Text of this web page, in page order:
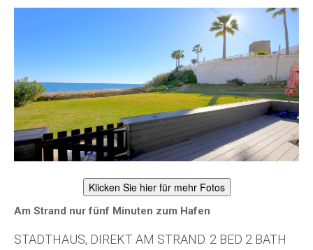
Klicken Sie hier für mehr Fotos
Am Strand nur fünf Minuten zum Hafen
STADTHAUS, DIREKT AM STRAND. 2 BED 2 BATH